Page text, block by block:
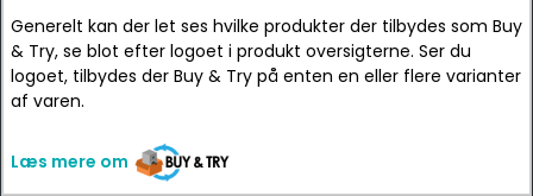
Generelt kan der let ses hvilke produkter der tilbydes som Buy
& Try, se blot efter logoet i produkt oversigterne. Ser du
logoet, tilbydes der Buy & Try på enten en eller flere varianter
af varen.
Læs mere om